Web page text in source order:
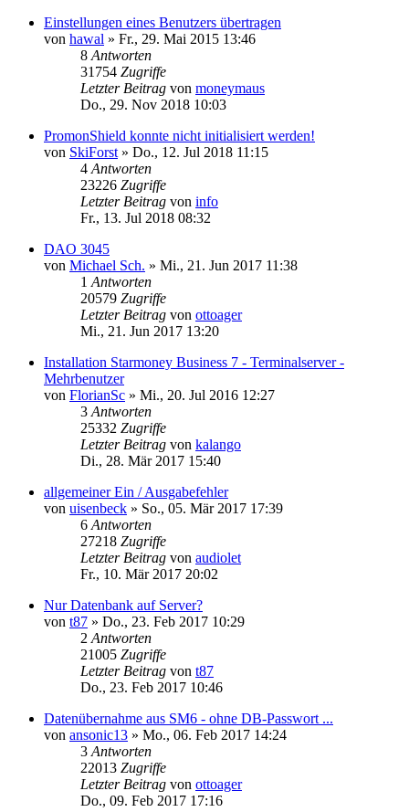
Einstellungen eines Benutzers übertragen
von hawal » Fr., 29. Mai 2015 13:46
8 Antworten
31754 Zugriffe
Letzter Beitrag von moneymaus
Do., 29. Nov 2018 10:03
PromonShield konnte nicht initialisiert werden!
von SkiForst » Do., 12. Jul 2018 11:15
4 Antworten
23226 Zugriffe
Letzter Beitrag von info
Fr., 13. Jul 2018 08:32
DAO 3045
von Michael Sch. » Mi., 21. Jun 2017 11:38
1 Antworten
20579 Zugriffe
Letzter Beitrag von ottoager
Mi., 21. Jun 2017 13:20
Installation Starmoney Business 7 - Terminalserver -
Mehrbenutzer
von FlorianSc » Mi., 20. Jul 2016 12:27
3 Antworten
25332 Zugriffe
Letzter Beitrag von kalango
Di., 28. Mär 2017 15:40
allgemeiner Ein / Ausgabefehler
von uisenbeck » So., 05. Mär 2017 17:39
6 Antworten
27218 Zugriffe
Letzter Beitrag von audiolet
Fr., 10. Mär 2017 20:02
Nur Datenbank auf Server?
von t87 » Do., 23. Feb 2017 10:29
2 Antworten
21005 Zugriffe
Letzter Beitrag von t87
Do., 23. Feb 2017 10:46
Datenübernahme aus SM6 - ohne DB-Passwort ...
von ansonic13 » Mo., 06. Feb 2017 14:24
3 Antworten
22013 Zugriffe
Letzter Beitrag von ottoager
Do., 09. Feb 2017 17:16